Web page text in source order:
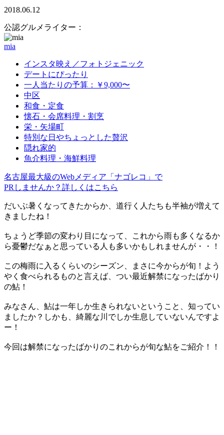
2018.06.12
公認グルメライター：
mia
インスタ映え／フォトジェニック
デートにぴったり
一人当たりの予算：￥9,000〜
中区
和食・定食
懐石・会席料理・割烹
栄・矢場町
特別な日やちょっとした贅沢
隠れ家的
魚介料理・海鮮料理
名古屋最大級のWebメディア「ナゴレコ」で
PRしませんか？詳しくはこちら
だいぶ暑くなってきたからか、道行く人たちも半袖が増えて
きましたね！
ちょうど季節の変わり目になって、これから雨も多くなるか
ら憂鬱だなぁと思っている人も多いかもしれませんが・・！
この梅雨に入るくらいのシーズン、まさに今からが旬！よう
やく食べられるものと言えば、つい最近解禁になったばかり
の鮎！
みなさん、鮎は一年しか生きられないということ、知ってい
ましたか？しかも、綺麗な川でしか生息していないんですよ
ー！
今回は解禁になったばかりのこれからが旬な鮎をご紹介！！